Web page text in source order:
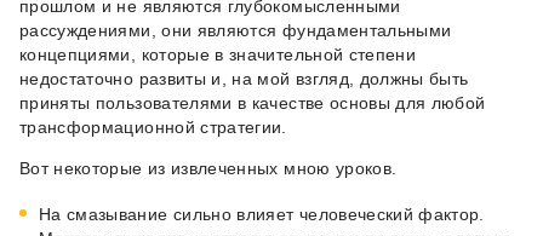
прошлом и не являются глубокомысленными
рассуждениями, они являются фундаментальными
концепциями, которые в значительной степени
недостаточно развиты и, на мой взгляд, должны быть
приняты пользователями в качестве основы для любой
трансформационной стратегии.
Вот некоторые из извлеченных мною уроков.
На смазывание сильно влияет человеческий фактор.